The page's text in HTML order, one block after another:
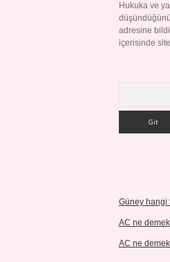
Hukuka ve
adresine
içerisinde
Güney hangi
AC ne
AC ne